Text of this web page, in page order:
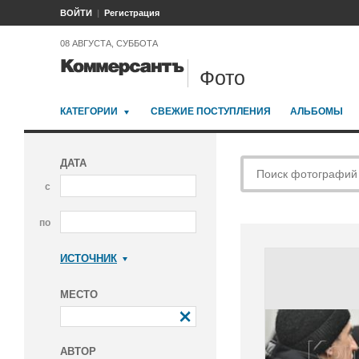
ВОЙТИ Регистрация
08 АВГУСТА, СУББОТА
Фото
КАТЕГОРИИ СВЕЖИЕ ПОСТУПЛЕНИЯ АЛЬБОМЫ
ДАТА
с
по
ИСТОЧНИК
МЕСТО
АВТОР